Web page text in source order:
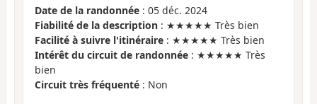
Date de la randonnée : 05 déc. 2024
Fiabilité de la description : ★★★★★ Très bien
Facilité à suivre l'itinéraire : ★★★★★ Très bien
Intérêt du circuit de randonnée : ★★★★★ Très
bien
Circuit très fréquenté : Non